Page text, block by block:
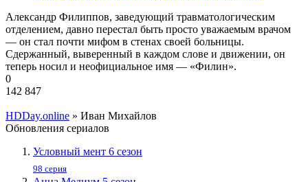
Александр Филиппов, заведующий травматологическим
отделением, давно перестал быть просто уважаемым врачом
— он стал почти мифом в стенах своей больницы.
Сдержанный, выверенный в каждом слове и движении, он
теперь носил и неофициальное имя — «Филин».
0
142 847
HDDay.online » Иван Михайлов
Обновления сериалов
Условный мент 6 сезон
98 серия